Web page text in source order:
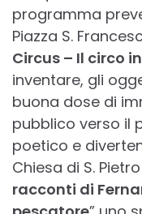
programma
Piazza S.
Circus – Il circo
inventare, gli
buona dose di
pubblico verso il
poetico e
Chiesa di S.
racconti di